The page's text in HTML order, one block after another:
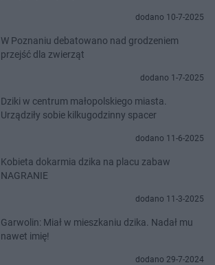
dodano 10-7-2025
W Poznaniu debatowano nad grodzeniem
przejść dla zwierząt
dodano 1-7-2025
Dziki w centrum małopolskiego miasta.
Urządziły sobie kilkugodzinny spacer
dodano 11-6-2025
Kobieta dokarmia dzika na placu zabaw
NAGRANIE
dodano 11-3-2025
Garwolin: Miał w mieszkaniu dzika. Nadał mu
nawet imię!
dodano 29-7-2024